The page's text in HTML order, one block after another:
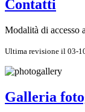
Contatti
Modalità di accesso
Ultima revisione il 03-
Galleria